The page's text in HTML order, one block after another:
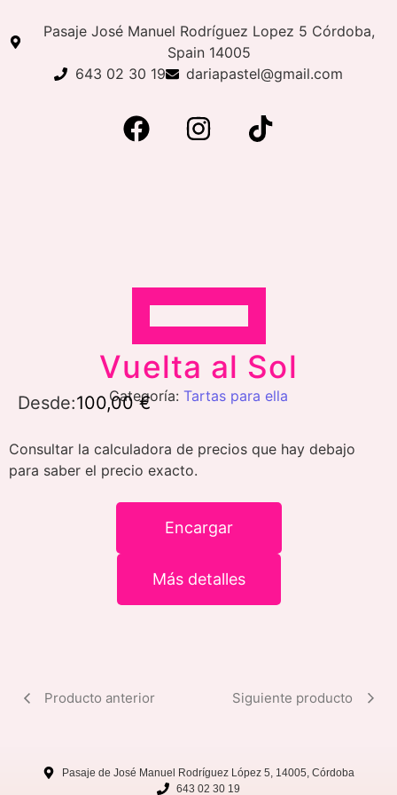
Pasaje José Manuel Rodríguez Lopez 5 Córdoba,
Spain 14005
643 02 30 19
dariapastel@gmail.com
Vuelta al Sol
Categoría: Tartas para ella
Desde:100,00€
Consultar la calculadora de precios que hay debajo
para saber el precio exacto.
Encargar
Más detalles
Producto anterior Siguiente producto
Pasaje de José Manuel Rodríguez López 5, 14005, Córdoba
643 02 30 19